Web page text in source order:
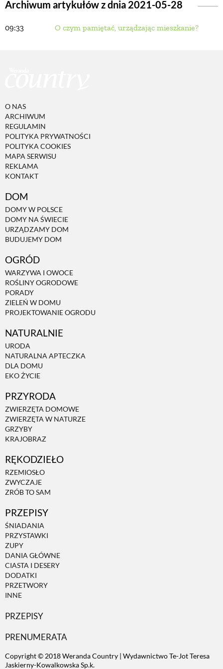
Archiwum artykułów z dnia 2021-05-28
09:33 O czym pamiętać, urządzając mieszkanie?
O NAS
ARCHIWUM
REGULAMIN
POLITYKA PRYWATNOŚCI
POLITYKA COOKIES
MAPA SERWISU
REKLAMA
KONTAKT
DOM
DOMY W POLSCE
DOMY NA ŚWIECIE
URZĄDZAMY DOM
BUDUJEMY DOM
OGRÓD
WARZYWA I OWOCE
ROŚLINY OGRODOWE
PORADY
ZIELEŃ W DOMU
PROJEKTOWANIE OGRODU
NATURALNIE
URODA
NATURALNA APTECZKA
DLA DOMU
EKO ŻYCIE
PRZYRODA
ZWIERZĘTA DOMOWE
ZWIERZĘTA W NATURZE
GRZYBY
KRAJOBRAZ
RĘKODZIEŁO
RZEMIOSŁO
ZWYCZAJE
ZRÓB TO SAM
PRZEPISY
ŚNIADANIA
PRZYSTAWKI
ZUPY
DANIA GŁÓWNE
CIASTA I DESERY
DODATKI
PRZETWORY
INNE
PRZEPISY
PRENUMERATA
Copyright © 2018 Weranda Country | Wydawnictwo Te-Jot Teresa
Jaskierny-Kowalkowska Sp.k.
BUDUJEMY DOM
PROJEKTOWANIE OGRODU
NATURALNA APTECZKA
ZRÓB TO SAM